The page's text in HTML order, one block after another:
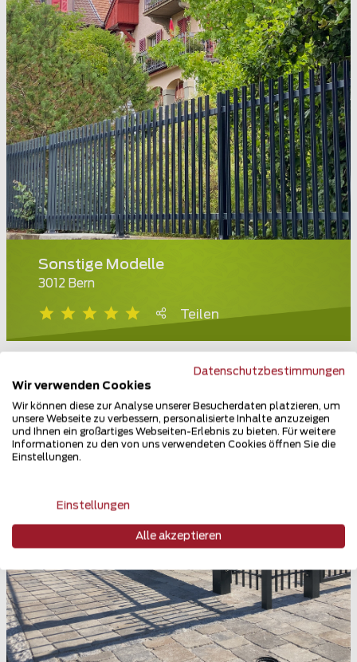
Sonstige Modelle
3012 Bern
Teilen
Datenschutzbestimmungen
Wir verwenden Cookies
Wir können diese zur Analyse unserer Besucherdaten platzieren, um
unsere Webseite zu verbessern, personalisierte Inhalte anzuzeigen
und Ihnen ein großartiges Webseiten-Erlebnis zu bieten. Für weitere
Informationen zu den von uns verwendeten Cookies öffnen Sie die
Einstellungen.
Einstellungen
Alle akzeptieren